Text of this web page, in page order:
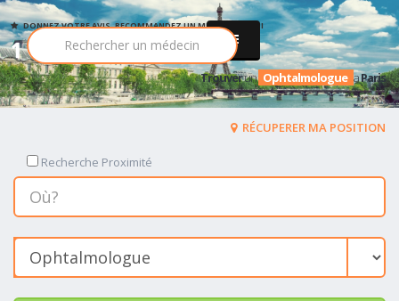
1 Ophtalmologue
DONNEZ VOTRE AVIS, RECOMMANDEZ UN MEDECIN PARMI
Trouverun Ophtalmologue aParis
RÉCUPERER MA POSITION
Recherche Proximité